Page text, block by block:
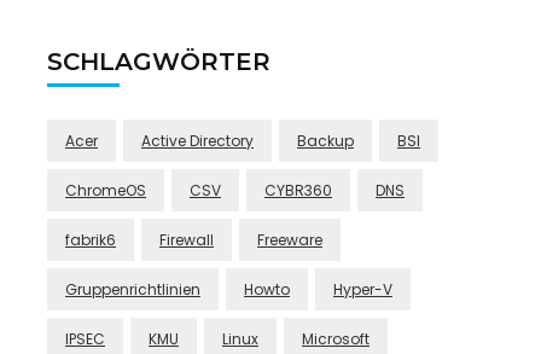
SCHLAGWÖRTER
Acer Active Directory Backup BSI
ChromeOS CSV CYBR360 DNS
fabrik6 Firewall Freeware
Gruppenrichtlinien Howto Hyper-V
IPSEC KMU Linux Microsoft